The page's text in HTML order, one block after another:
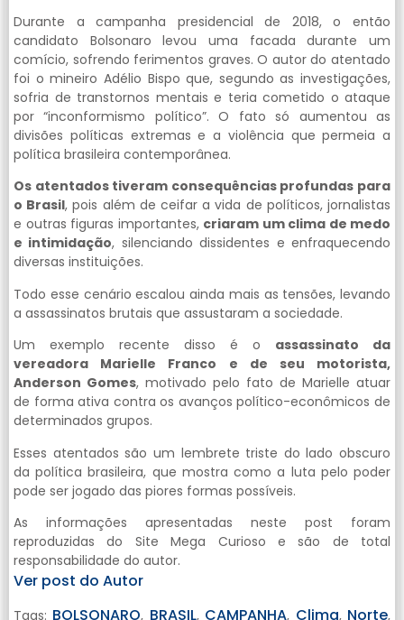
Durante a campanha presidencial de 2018, o então
candidato Bolsonaro levou uma facada durante um
comício, sofrendo ferimentos graves. O autor do atentado
foi o mineiro Adélio Bispo que, segundo as investigações,
sofria de transtornos mentais e teria cometido o ataque
por “inconformismo político”. O fato só aumentou as
divisões políticas extremas e a violência que permeia a
política brasileira contemporânea.
Os atentados tiveram consequências profundas para
o Brasil, pois além de ceifar a vida de políticos, jornalistas
e outras figuras importantes, criaram um clima de medo
e intimidação, silenciando dissidentes e enfraquecendo
diversas instituições.
Todo esse cenário escalou ainda mais as tensões, levando
a assassinatos brutais que assustaram a sociedade.
Um exemplo recente disso é o assassinato da
vereadora Marielle Franco e de seu motorista,
Anderson Gomes, motivado pelo fato de Marielle atuar
de forma ativa contra os avanços político-econômicos de
determinados grupos.
Esses atentados são um lembrete triste do lado obscuro
da política brasileira, que mostra como a luta pelo poder
pode ser jogado das piores formas possíveis.
As informações apresentadas neste post foram
reproduzidas do Site Mega Curioso e são de total
responsabilidade do autor.
Ver post do Autor
Tags: BOLSONARO, BRASIL, CAMPANHA, Clima, Norte,